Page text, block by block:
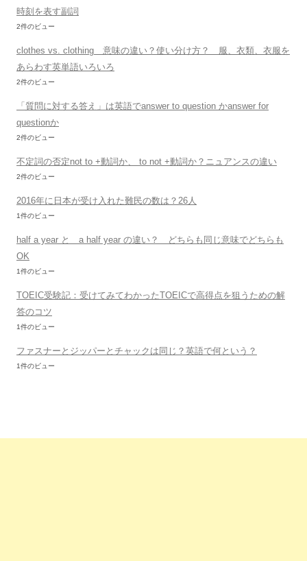
時刻を表す副詞
2件のビュー
clothes vs. clothing 意味の違い？使い分け方？ 服、衣類、衣服を
あらわす英単語いろいろ
2件のビュー
「質問に対する答え」は英語でanswer to question かanswer for
questionか
2件のビュー
不定詞の否定not to +動詞か、 to not +動詞か？ニュアンスの違い
2件のビュー
2016年に日本が受け入れた難民の数は？26人
1件のビュー
half a year と a half year の違い？ どちらも同じ意味でどちらも
OK
1件のビュー
TOEIC受験記：受けてみてわかったTOEICで高得点を狙うための解
答のコツ
1件のビュー
ファスナーとジッパーとチャックは同じ？英語で何という？
1件のビュー